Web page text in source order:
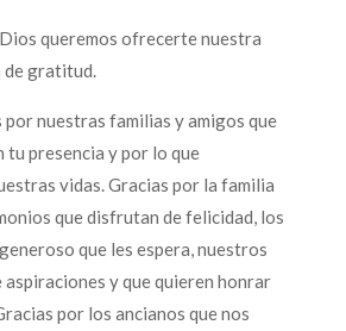
queremos ofrecerte nuestra
de gratitud.
por nuestras familias y amigos que
tu presencia y por lo que
vidas. Gracias por la familia
que disfrutan de felicidad, los
que les espera, nuestros
aspiraciones y que quieren honrar
por los ancianos que nos